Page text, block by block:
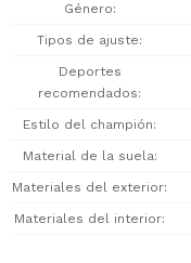
Género
Tipos de ajuste
Deportes
recomendados
Estilo del champión
Material de la suela
Materiales del exterior
Materiales del interior